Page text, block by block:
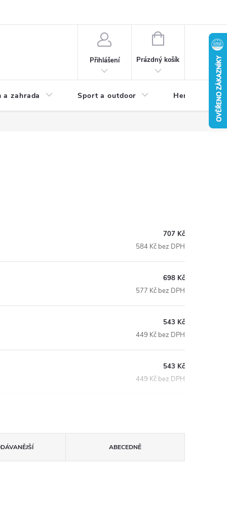
Přihlášení
NÁKUPNÍ
Prázdný košík
a zahrada Sport a outdoor Herní zóna
707 Kč
584 Kč bez DPH
698 Kč
577 Kč bez DPH
543 Kč
449 Kč bez DPH
543 Kč
449 Kč bez DPH
ABECEDNĚ